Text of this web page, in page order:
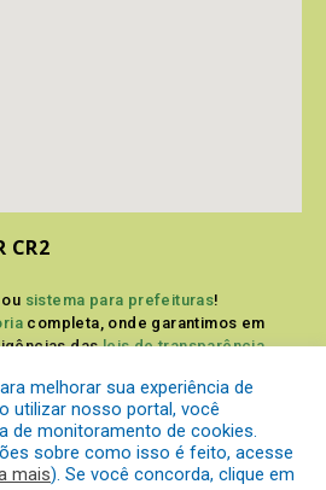
CR2
ou sistema para prefeituras!
completa, onde garantimos em
dasleis de transparência
da Transparência Pública
melhorar sua experiência de
utilizar nosso portal, você
de monitoramento de cookies.
sobre como isso é feito, acesse
mais). Se você concorda, clique em